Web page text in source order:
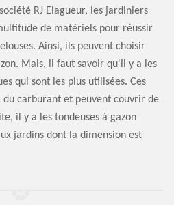
RJ Elagueur, les jardiniers
de matériels pour réussir
Ainsi, ils peuvent choisir
Mais, il faut savoir qu'il y a les
qui sont les plus utilisées. Ces
carburant et peuvent couvrir de
il y a les tondeuses à gazon
jardins dont la dimension est